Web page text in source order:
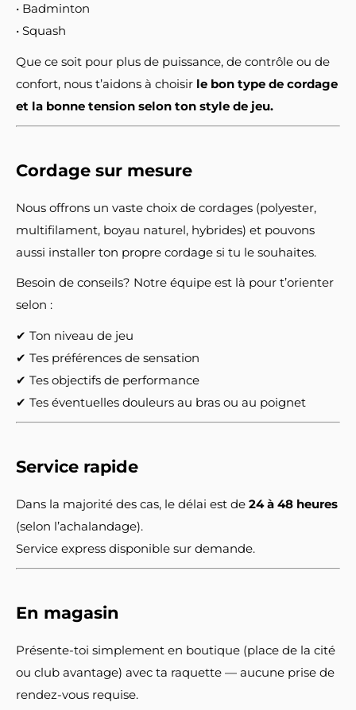
• Badminton
• Squash
Que ce soit pour plus de puissance, de contrôle ou de
confort, nous t’aidons à choisir le bon type de cordage
et la bonne tension selon ton style de jeu.
Cordage sur mesure
Nous offrons un vaste choix de cordages (polyester,
multifilament, boyau naturel, hybrides) et pouvons
aussi installer ton propre cordage si tu le souhaites.
Besoin de conseils? Notre équipe est là pour t’orienter
selon :
✔ Ton niveau de jeu
✔ Tes préférences de sensation
✔ Tes objectifs de performance
✔ Tes éventuelles douleurs au bras ou au poignet
Service rapide
Dans la majorité des cas, le délai est de 24 à 48 heures
(selon l’achalandage).
Service express disponible sur demande.
En magasin
Présente-toi simplement en boutique (place de la cité
ou club avantage) avec ta raquette — aucune prise de
rendez-vous requise.